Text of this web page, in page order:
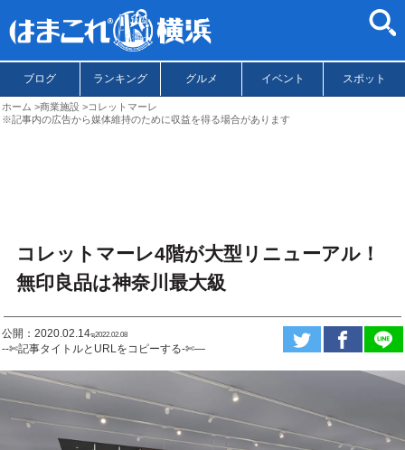
ブログ ランキング グルメ イベント スポット
ホーム 商業施設
コレットマーレ
※記事内の広告から媒体維持のために収益を得る場合があります
コレットマーレ4階が大型リニューアル！
無印良品は神奈川最大級
公開：2020.02.14ಇ2022.02.08
--✄記事タイトルとURLをコピーする-✄—